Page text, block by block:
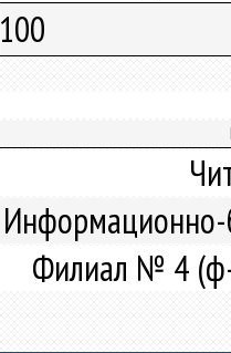
100
Информационно-
Филиал № 4 (ф-